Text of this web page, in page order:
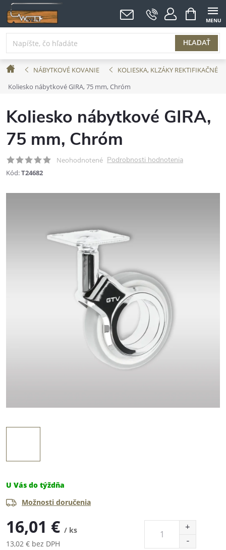
Prejsť
na
obsah
HĽADAŤ
NÁKUPNÝ
KOŠÍK
DomovNÁBYTKOVÉ KOVANIE
KOLIESKA, KLZÁKY REKTIFIKAČNÉ
Koliesko nábytkové GIRA, 75 mm, Chróm
Koliesko nábytkové GIRA,
75 mm, Chróm
Neohodnotené Podrobnosti hodnotenia
Kód:T24682
U Vás do týždňa
Možnosti doručenia
16,01 € / ks
13,02 € bez DPH